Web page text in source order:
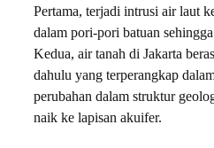
Pertama, terjadi intrusi air laut
dalam pori-pori batuan
Kedua, air tanah di Jakarta
dahulu yang terperangkap
perubahan dalam struktur
naik ke lapisan akuifer.